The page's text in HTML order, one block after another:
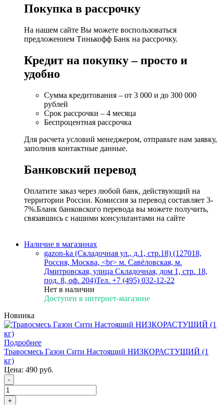
Покупка в рассрочку
На нашем сайте Вы можете воспользоваться
предложением Тинькофф Банк на рассрочку.
Кредит на покупку – просто и
удобно
Сумма кредитования – от 3 000 и до 300 000
рублей
Срок рассрочки – 4 месяца
Беспроцентная рассрочка
Для расчета условий менеджером, отправьте нам заявку,
заполнив контактные данные.
Банковский перевод
Оплатите заказ через любой банк, действующий на
территории России. Комиссия за перевод составляет 3-
7%.Бланк банковского перевода вы можете получить,
связавшись с нашими консультантами на сайте
Наличие в магазинах
gazon-ka (Складочная ул., д.1, стр.18) (127018,
Россия, Москва, <br> м. Савёловская, м.
Дмитровская, улица Складочная, дом 1, стр. 18,
под. 8, оф. 204)Тел. +7 (495) 032-12-22
Нет в наличии
Доступен в интернет-магазине
Новинка
Подробнее
Травосмесь Газон Сити Настоящий НИЗКОРАСТУЩИЙ (1
кг)
Цена: 490 руб.
-
+